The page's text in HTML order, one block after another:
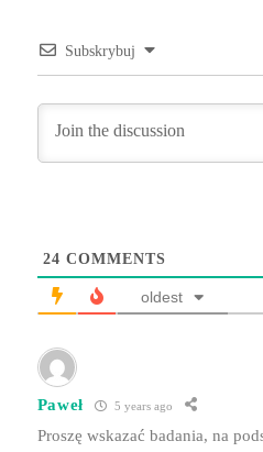
Subskrybuj
24 COMMENTS
oldest
Paweł 5 years ago
Proszę wskazać badania, na